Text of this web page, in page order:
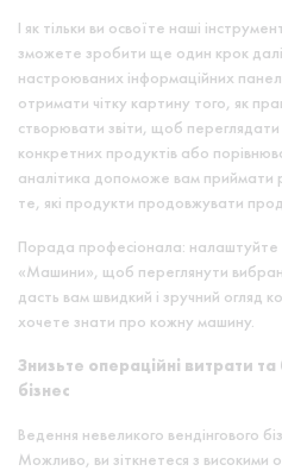
І як тільки ви освоїте наші
зможете зробити ще один крок
настроюваних інформаційних
отримати чітку картину того, як
створювати звіти, щоб
конкретних продуктів або
аналітика допоможе вам приймати
те, які продукти продовжувати
Порада професіонала: налаштуйте
«Машини», щоб переглянути
дасть вам швидкий і зручний огляд
хочете знати про кожну машину.
Знизьте операційні витрати та
бізнес
Ведення невеликого вендінгового
Можливо, ви зіткнетеся з високими